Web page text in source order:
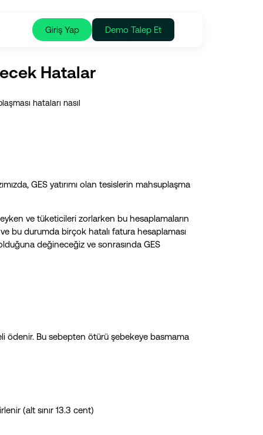
Giriş Yap Demo Talep Et
Hatalar
hataları nasıl
GES yatırımı olan tesislerin mahsuplaşma
ve tüketicileri zorlarken bu hesaplamaların
bu durumda birçok hatalı fatura hesaplaması
değineceğiz ve sonrasında GES
ödenir. Bu sebepten ötürü şebekeye basmama
(alt sınır 13.3 cent)